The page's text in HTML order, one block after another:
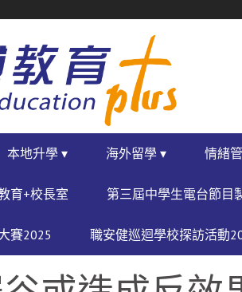
本地升學 ▾ 海外留學 ▾ 情緒
育+校長室 第三屆中學生電台節目
賽2025 職安健巡迴學校探訪活動